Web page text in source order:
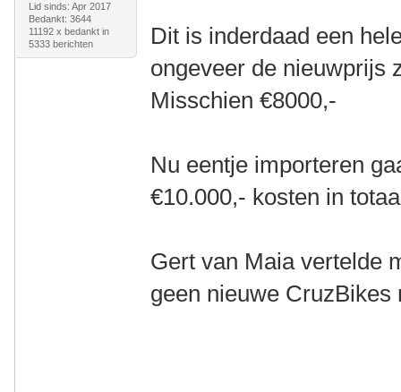
Lid sinds: Apr 2017
Bedankt: 3644
11192 x bedankt in
5333 berichten
Dit is inderdaad een
ongeveer de nieuwprijs
Misschien €8000,-
Nu eentje importeren
€10.000,- kosten in
Gert van Maia vertelde
geen nieuwe